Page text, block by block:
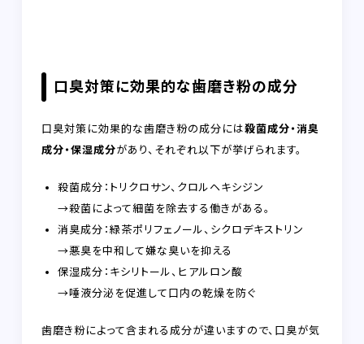
口臭対策に効果的な歯磨き粉の成分
口臭対策に効果的な歯磨き粉の成分には殺菌成分・消臭
成分・保湿成分があり、それぞれ以下が挙げられます。
殺菌成分：トリクロサン、クロルヘキシジン
→殺菌によって細菌を除去する働きがある。
消臭成分：緑茶ポリフェノール、シクロデキストリン
→悪臭を中和して嫌な臭いを抑える
保湿成分：キシリトール、ヒアルロン酸
→唾液分泌を促進して口内の乾燥を防ぐ
歯磨き粉によって含まれる成分が違いますので、口臭が気